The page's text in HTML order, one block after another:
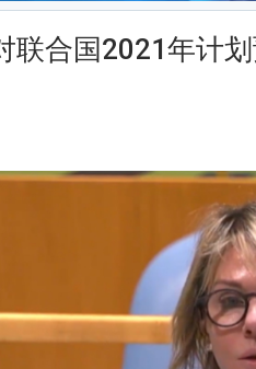
联合国2021年计